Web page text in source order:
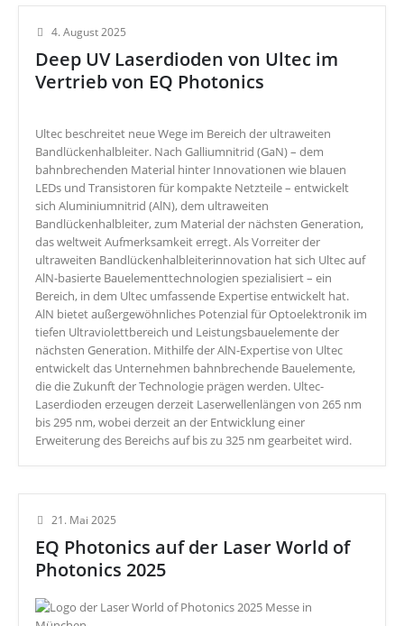
4. August 2025
Deep UV Laserdioden von Ultec im
Vertrieb von EQ Photonics
Ultec beschreitet neue Wege im Bereich der ultraweiten
Bandlückenhalbleiter. Nach Galliumnitrid (GaN) – dem
bahnbrechenden Material hinter Innovationen wie blauen
LEDs und Transistoren für kompakte Netzteile – entwickelt
sich Aluminiumnitrid (AlN), dem ultraweiten
Bandlückenhalbleiter, zum Material der nächsten Generation,
das weltweit Aufmerksamkeit erregt. Als Vorreiter der
ultraweiten Bandlückenhalbleiterinnovation hat sich Ultec auf
AlN-basierte Bauelementtechnologien spezialisiert – ein
Bereich, in dem Ultec umfassende Expertise entwickelt hat.
AlN bietet außergewöhnliches Potenzial für Optoelektronik im
tiefen Ultraviolettbereich und Leistungsbauelemente der
nächsten Generation. Mithilfe der AlN-Expertise von Ultec
entwickelt das Unternehmen bahnbrechende Bauelemente,
die die Zukunft der Technologie prägen werden. Ultec-
Laserdioden erzeugen derzeit Laserwellenlängen von 265 nm
bis 295 nm, wobei derzeit an der Entwicklung einer
Erweiterung des Bereichs auf bis zu 325 nm gearbeitet wird.
21. Mai 2025
EQ Photonics auf der Laser World of
Photonics 2025